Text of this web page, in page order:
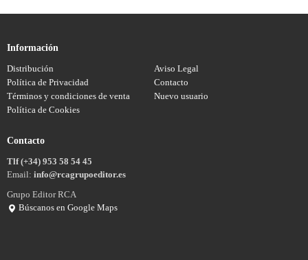
Información
Distribución
Aviso Legal
Política de Privacidad
Contacto
Términos y condiciones de venta
Nuevo usuario
Política de Cookies
Contacto
Tlf (+34) 953 58 54 45
Email: info@rcagrupoeditor.es
Grupo Editor RCA
Búscanos en Google Maps